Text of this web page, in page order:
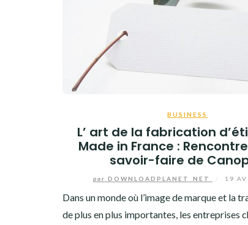
BUSINESS
L’ art de la fabrication
Made in France :
savoir-faire de
par DOWNLOADPLANET_NET 19
Dans un monde où l’image de marque et la
de plus en plus importantes, les entreprises